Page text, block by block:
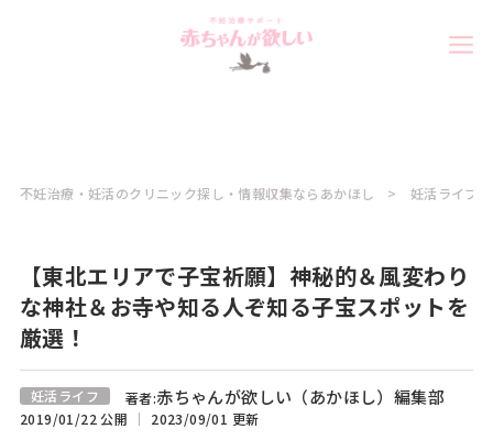
不妊治療・妊活のクリニック探し・情報収集ならあかほし 妊活ライフ
【東北エリアで子宝祈願】神秘的＆風変わり
な神社＆お寺や知る人ぞ知る子宝スポットを
厳選！
妊活ライフ 著者:赤ちゃんが欲しい（あかほし）編集部
2019/01/22 公開 2023/09/01 更新